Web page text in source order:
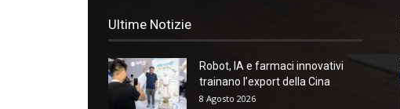
Ultime Notizie
Robot, IA e farmaci innovativi
trainano l’export della Cina
8 Agosto 2026